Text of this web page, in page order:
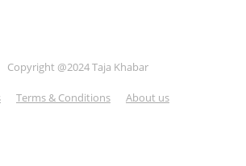
Copyright @2024 Taja Khabar
Terms & Conditions About us